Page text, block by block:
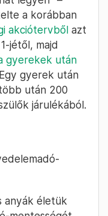
2025. February 22.
– 15:43
jelentett
a korábban
akciótervből
jétől, majd
gyerekek után